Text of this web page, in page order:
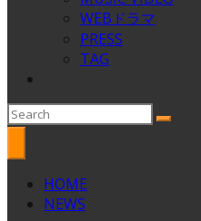
WEBドラマ
PRESS
TAG
HOME
NEWS